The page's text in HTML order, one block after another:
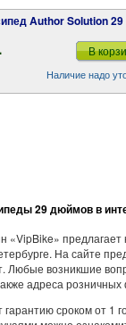
Author Solution
В
Наличие надо
29 дюймов в
«VipBike»
На сайте
Любые возникшие
адреса розничных
гарантию сроком от 1